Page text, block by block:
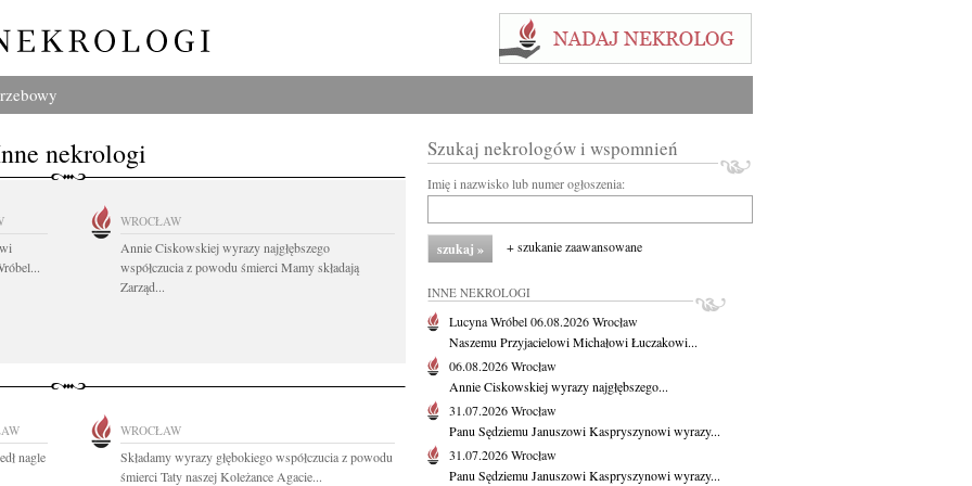
nekrologi
WROCŁAW
Annie Ciskowskiej wyrazy najgłębszego
współczucia z powodu śmierci Mamy składają
Zarząd...
nagle
WROCŁAW
Składamy wyrazy głębokiego współczucia z powodu
śmierci Taty naszej Koleżance Agacie...
Szukaj nekrologów i wspomnień
Imię i nazwisko lub numer ogłoszenia:
+ szukanie zaawansowane
INNE NEKROLOGI
Lucyna Wróbel06.08.2026Wrocław
Naszemu Przyjacielowi Michałowi Łuczakowi...
06.08.2026Wrocław
Annie Ciskowskiej wyrazy najgłębszego...
31.07.2026Wrocław
Panu Sędziemu Januszowi Kaspryszynowi wyrazy...
31.07.2026Wrocław
Panu Sędziemu Januszowi Kaspryszynowi wyrazy...